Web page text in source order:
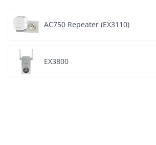
AC750 Repeater (EX3110)
EX3800